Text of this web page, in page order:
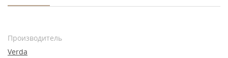
Производитель
Verda